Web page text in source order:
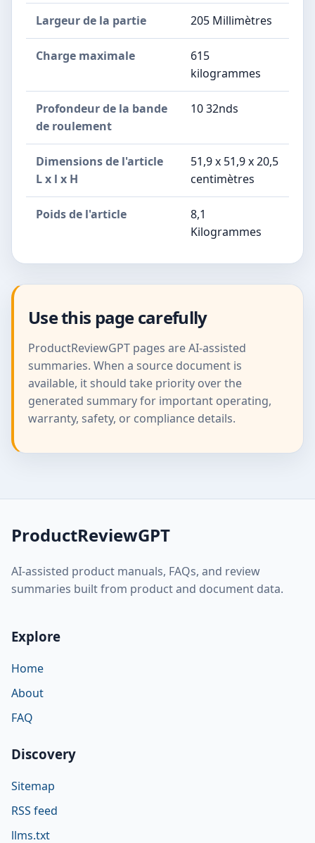
Largeur de la partie 205 Millimètres
Charge maximale
615
kilogrammes
Profondeur de la bande
de roulement
10 32nds
Dimensions de l'article
L x l x H
51,9 x 51,9 x 20,5
centimètres
Poids de l'article
8,1
Kilogrammes
Use this page carefully
ProductReviewGPT pages are AI-assisted
summaries. When a source document is
available, it should take priority over the
generated summary for important operating,
warranty, safety, or compliance details.
ProductReviewGPT
AI-assisted product manuals, FAQs, and review
summaries built from product and document data.
Explore
Home
About
FAQ
Discovery
Sitemap
RSS feed
llms.txt